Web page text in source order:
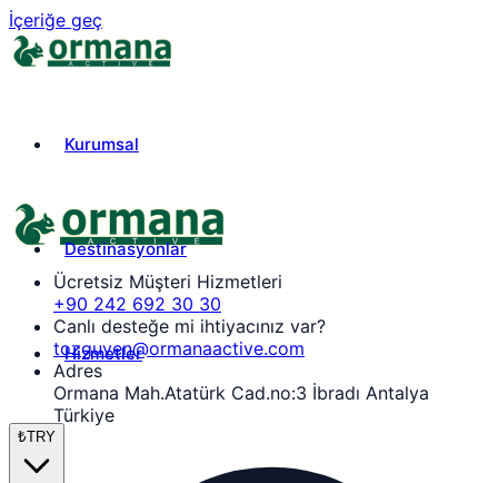
İçeriğe geç
Kurumsal
Destinasyonlar
Hizmetler
₺TRY
Ücretsiz Müşteri Hizmetleri
+90 242 692 30 30
Canlı desteğe mi ihtiyacınız var?
tozguven@ormanaactive.com
Adres
Ormana Mah.Atatürk Cad.no:3 İbradı Antalya
Türkiye